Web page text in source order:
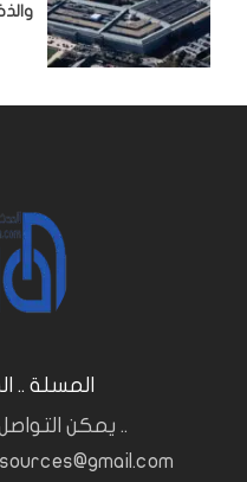
المسلة ..
.. يمكن